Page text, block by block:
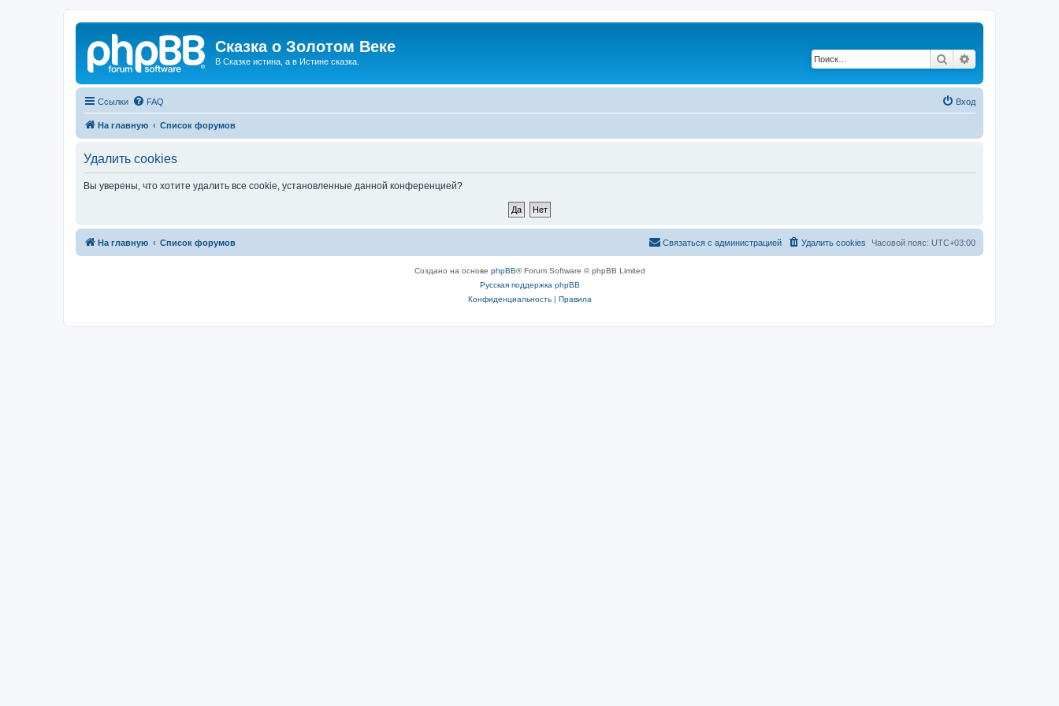
Сказка о Золотом Веке
В Сказке истина, а в Истине сказка. Поиск
Ссылки FAQ Вход
На главную Список форумов
Удалить cookies
Вы уверены, что хотите удалить все cookie, установленные данной конференцией?
На главную Список форумов Часовой пояс: UTC+03:00
Удалить cookies
Связаться с администрацией
Создано на основе phpBB® Forum Software © phpBB Limited
Русская поддержка phpBB
Конфиденциальность| Правила